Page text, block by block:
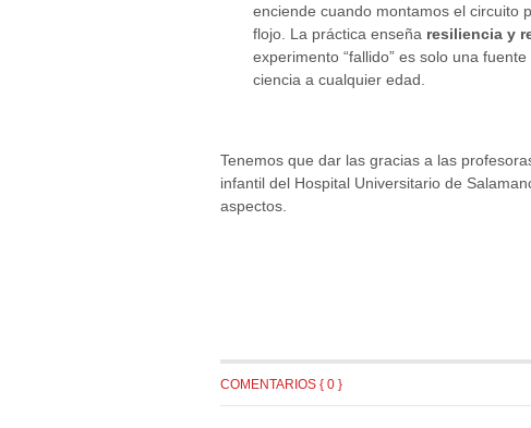
enciende cuando montamos el circuito
flojo. La práctica enseña resiliencia y
experimento “fallido” es solo una
ciencia a cualquier edad.
Tenemos que dar las gracias a las
infantil del Hospital Universitario de
aspectos.
COMENTARIOS { 0 }